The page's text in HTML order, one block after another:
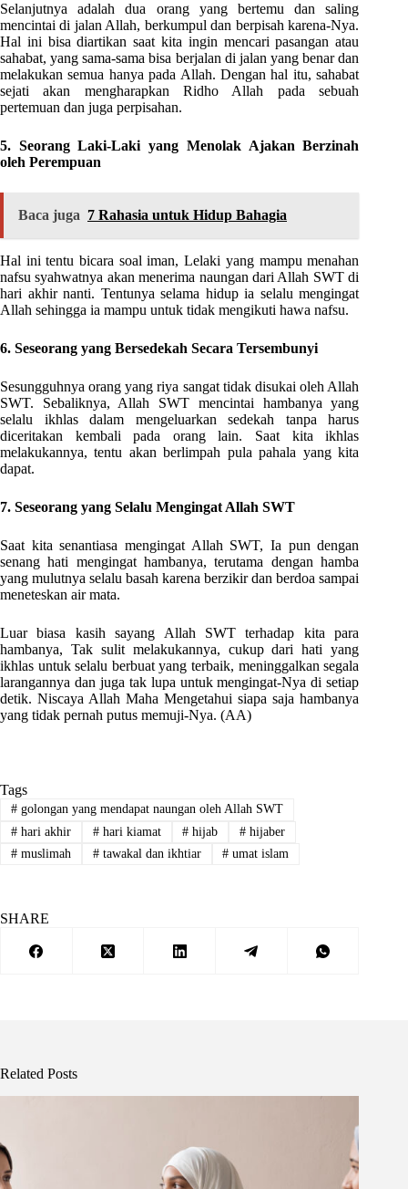
Selanjutnya adalah dua orang yang bertemu dan saling
mencintai di jalan Allah, berkumpul dan berpisah karena-Nya.
Hal ini bisa diartikan saat kita ingin mencari pasangan atau
sahabat, yang sama-sama bisa berjalan di jalan yang benar dan
melakukan semua hanya pada Allah. Dengan hal itu, sahabat
sejati akan mengharapkan Ridho Allah pada sebuah
pertemuan dan juga perpisahan.
5. Seorang Laki-Laki yang Menolak Ajakan Berzinah
oleh Perempuan
Baca juga 7 Rahasia untuk Hidup Bahagia
Hal ini tentu bicara soal iman, Lelaki yang mampu menahan
nafsu syahwatnya akan menerima naungan dari Allah SWT di
hari akhir nanti. Tentunya selama hidup ia selalu mengingat
Allah sehingga ia mampu untuk tidak mengikuti hawa nafsu.
6. Seseorang yang Bersedekah Secara Tersembunyi
Sesungguhnya orang yang riya sangat tidak disukai oleh Allah
SWT. Sebaliknya, Allah SWT mencintai hambanya yang
selalu ikhlas dalam mengeluarkan sedekah tanpa harus
diceritakan kembali pada orang lain. Saat kita ikhlas
melakukannya, tentu akan berlimpah pula pahala yang kita
dapat.
7. Seseorang yang Selalu Mengingat Allah SWT
Saat kita senantiasa mengingat Allah SWT, Ia pun dengan
senang hati mengingat hambanya, terutama dengan hamba
yang mulutnya selalu basah karena berzikir dan berdoa sampai
meneteskan air mata.
Luar biasa kasih sayang Allah SWT terhadap kita para
hambanya, Tak sulit melakukannya, cukup dari hati yang
ikhlas untuk selalu berbuat yang terbaik, meninggalkan segala
larangannya dan juga tak lupa untuk mengingat-Nya di setiap
detik. Niscaya Allah Maha Mengetahui siapa saja hambanya
yang tidak pernah putus memuji-Nya. (AA)
Tags
#golongan yang mendapat naungan oleh Allah SWT
#hari akhir #hari kiamat # hijab # hijaber
#muslimah #tawakal dan ikhtiar # umat islam
SHARE
Related Posts